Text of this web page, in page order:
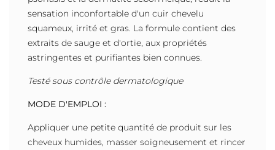
sensation inconfortable d'un cuir chevelu
squameux, irrité et gras. La formule contient des
extraits de sauge et d'ortie, aux propriétés
astringentes et purifiantes bien connues.
Testé sous contrôle dermatologique
MODE D'EMPLOI :
Appliquer une petite quantité de produit sur les
cheveux humides, masser soigneusement et rincer